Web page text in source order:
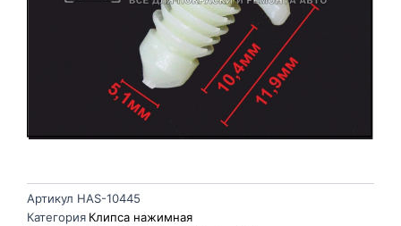
Артикул HAS-10445
Категория Клипса нажимная